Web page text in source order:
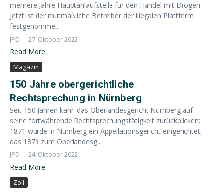
mehrere Jahre Hauptanlaufstelle für den Handel mit Drogen.
Jetzt ist der mutmaßliche Betreiber der illegalen Plattform
festgenomme...
JPD 27. Oktober 2022
Read More
Magazin
150 Jahre obergerichtliche
Rechtsprechung in Nürnberg
Seit 150 Jahren kann das Oberlandesgericht Nürnberg auf
seine fortwährende Rechtsprechungstätigkeit zurückblicken:
1871 wurde in Nürnberg ein Appellationsgericht eingerichtet,
das 1879 zum Oberlandesg...
JPD 24. Oktober 2022
Read More
Zoll